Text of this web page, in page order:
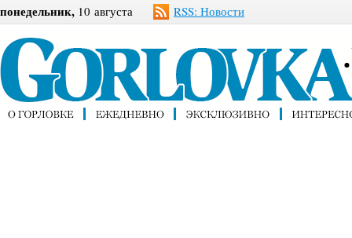
понедельник, 10 августа RSS: Новости